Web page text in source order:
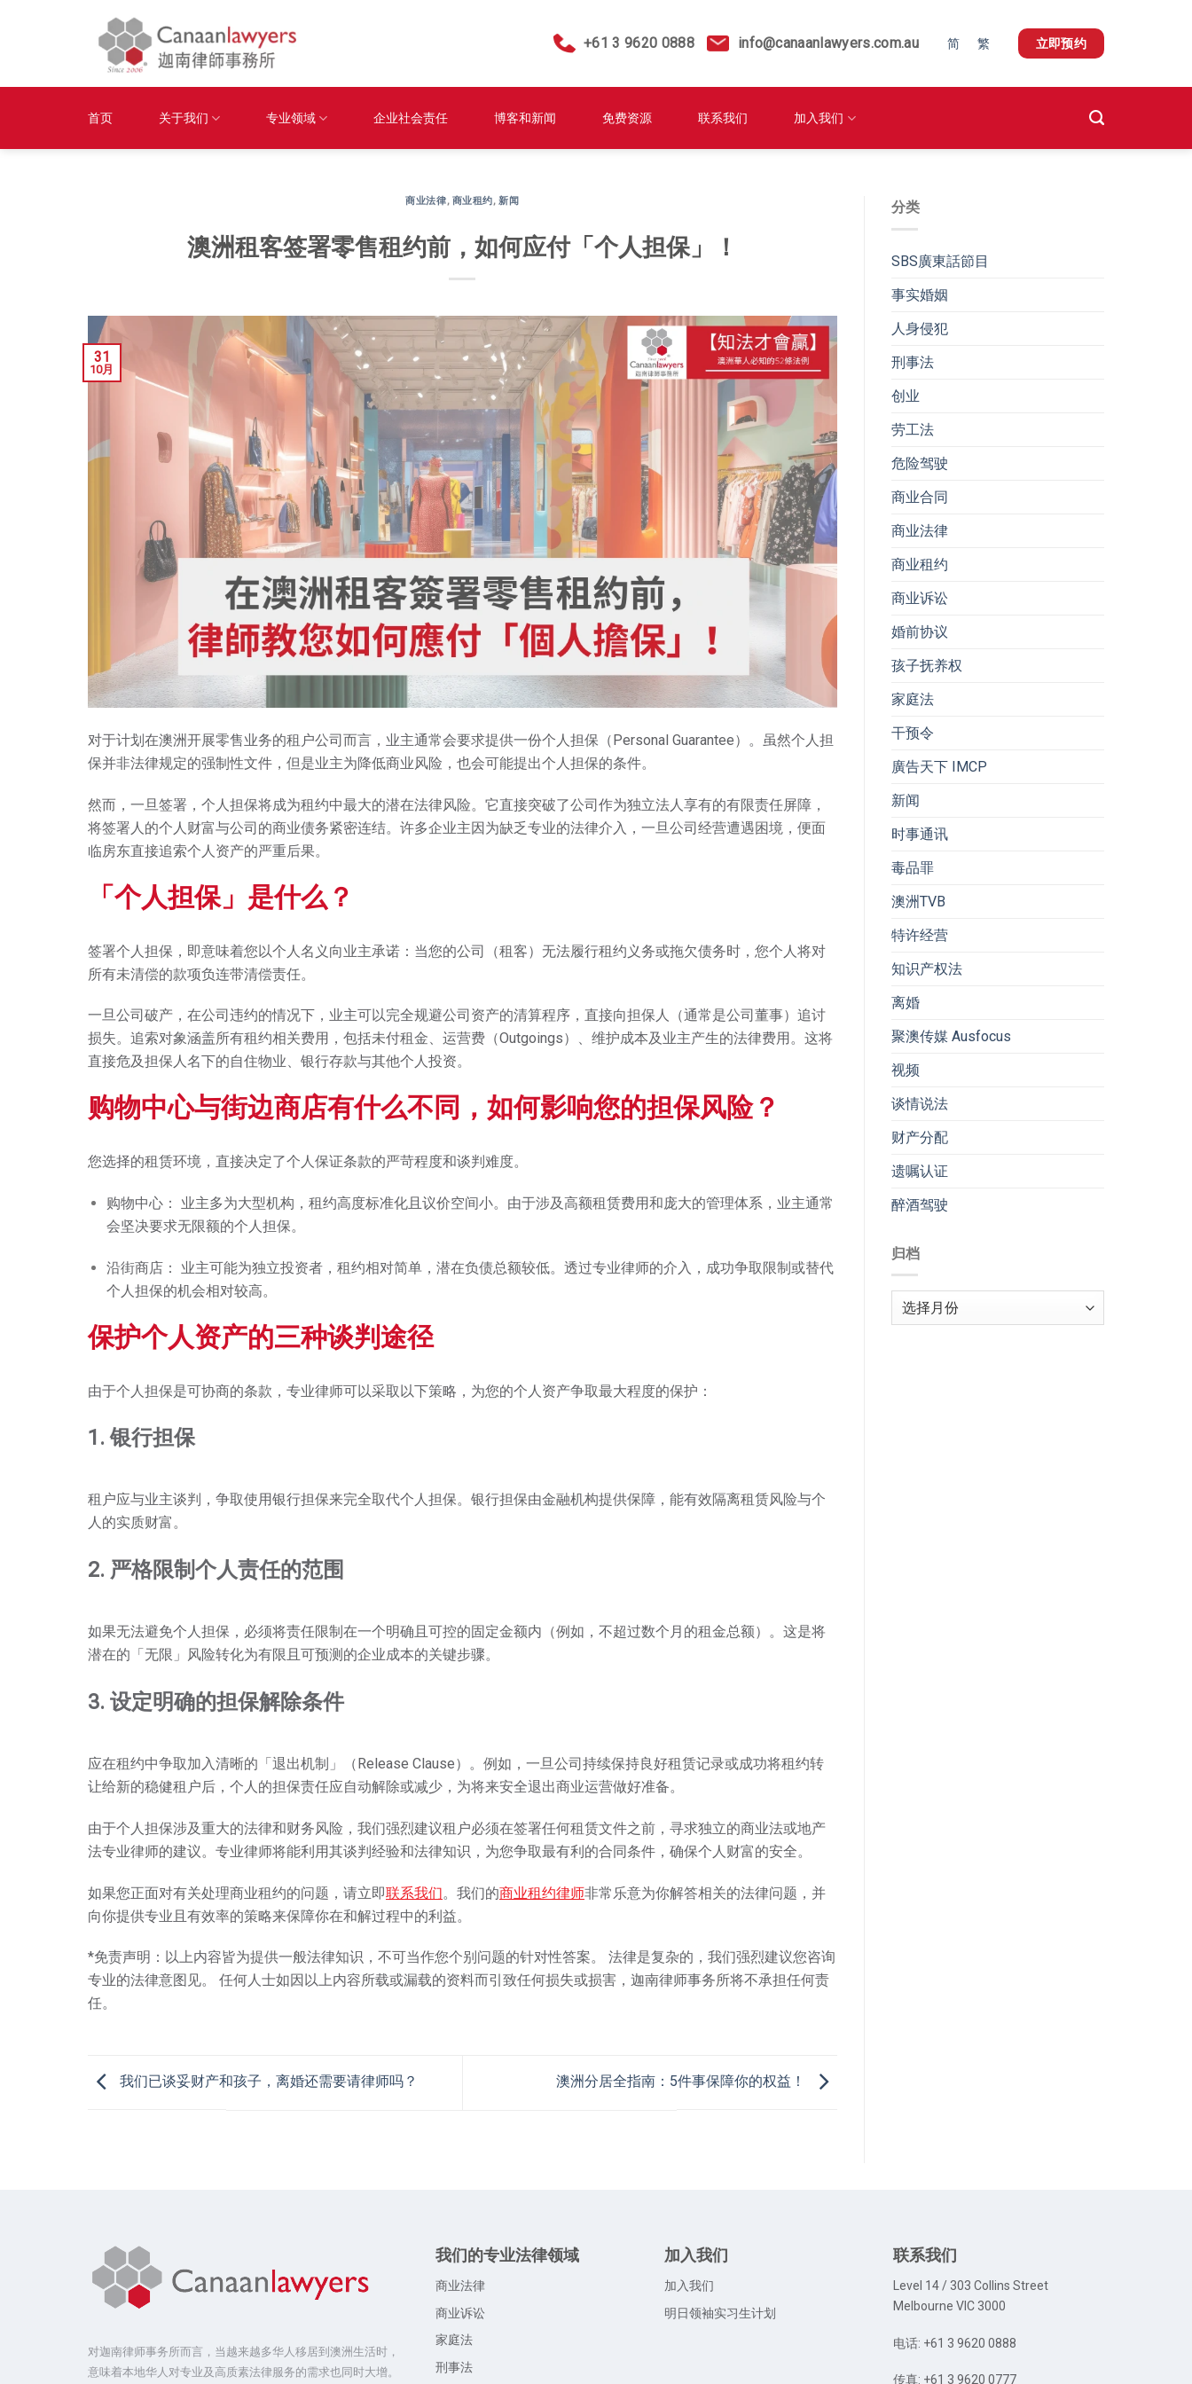
+61 3 9620 0888 info@canaanlawyers.com.au 简 繁 立即预约
首页 关于我们 专业领域 企业社会责任 博客和新闻 免费资源 联系我们 加入我们
商业法律, 商业租约,新闻
澳洲租客签署零售租约前，如何应付「个人担保」！
31
10月
对于计划在澳洲开展零售业务的租户公司而言，业主通常会要求提供一份个人担保（Personal Guarantee）。虽然个人担
保并非法律规定的强制性文件，但是业主为降低商业风险，也会可能提出个人担保的条件。
然而，一旦签署，个人担保将成为租约中最大的潜在法律风险。它直接突破了公司作为独立法人享有的有限责任屏障，
将签署人的个人财富与公司的商业债务紧密连结。许多企业主因为缺乏专业的法律介入，一旦公司经营遭遇困境，便面
临房东直接追索个人资产的严重后果。
「个人担保」是什么？
签署个人担保，即意味着您以个人名义向业主承诺：当您的公司（租客）无法履行租约义务或拖欠债务时，您个人将对
所有未清偿的款项负连带清偿责任。
一旦公司破产，在公司违约的情况下，业主可以完全规避公司资产的清算程序，直接向担保人（通常是公司董事）追讨
损失。追索对象涵盖所有租约相关费用，包括未付租金、运营费（Outgoings）、维护成本及业主产生的法律费用。这将
直接危及担保人名下的自住物业、银行存款与其他个人投资。
购物中心与街边商店有什么不同，如何影响您的担保风险？
您选择的租赁环境，直接决定了个人保证条款的严苛程度和谈判难度。
购物中心：
业主多为大型机构，租约高度标准化且议价空间小。由于涉及高额租赁费用和庞大的管理体系，业主通常
会坚决要求无限额的个人担保。
沿街商店：
业主可能为独立投资者，租约相对简单，潜在负债总额较低。透过专业律师的介入，成功争取限制或替代
个人担保的机会相对较高。
保护个人资产的三种谈判途径
由于个人担保是可协商的条款，专业律师可以采取以下策略，为您的个人资产争取最大程度的保护：
1. 银行担保
租户应与业主谈判，争取使用银行担保来完全取代个人担保。银行担保由金融机构提供保障，能有效隔离租赁风险与个
人的实质财富。
2. 严格限制个人责任的范围
如果无法避免个人担保，必须将责任限制在一个明确且可控的固定金额内（例如，不超过数个月的租金总额）。这是将
潜在的「无限」风险转化为有限且可预测的企业成本的关键步骤。
3. 设定明确的担保解除条件
应在租约中争取加入清晰的「退出机制」（Release Clause）。例如，一旦公司持续保持良好租赁记录或成功将租约转
让给新的稳健租户后，个人的担保责任应自动解除或减少，为将来安全退出商业运营做好准备。
由于个人担保涉及重大的法律和财务风险，我们强烈建议租户必须在签署任何租赁文件之前，寻求独立的商业法或地产
法专业律师的建议。专业律师将能利用其谈判经验和法律知识，为您争取最有利的合同条件，确保个人财富的安全。
如果您正面对有关处理商业租约的问题，请立即联系我们。我们的商业租约律师非常乐意为你解答相关的法律问题，并
向你提供专业且有效率的策略来保障你在和解过程中的利益。
*免责声明：以上内容皆为提供一般法律知识，不可当作您个别问题的针对性答案。 法律是复杂的，我们强烈建议您咨询
专业的法律意图⻅。 任何⼈⼠如因以上内容所载或漏载的资料⽽引致任何损失或损害，迦南律师事务所将不承担任何责
任。
我们已谈妥财产和孩子，离婚还需要请律师吗？ 澳洲分居全指南：5件事保障你的权益！
分类
SBS廣東話節目
事实婚姻
人身侵犯
刑事法
创业
劳工法
危险驾驶
商业合同
商业法律
商业租约
商业诉讼
婚前协议
孩子抚养权
家庭法
干预令
廣告天下 IMCP
新闻
时事通讯
毒品罪
澳洲TVB
特许经营
知识产权法
离婚
聚澳传媒 Ausfocus
视频
谈情说法
财产分配
遗嘱认证
醉酒驾驶
归档
对迦南律师事务所而言，当越来越多华人移居到澳洲生活时，
意味着本地华人对专业及高质素法律服务的需求也同时大增。
我们的专业法律领域
商业法律
商业诉讼
家庭法
刑事法
加入我们
加入我们
明日领袖实习生计划
联系我们
Level 14 / 303 Collins Street
Melbourne VIC 3000
电话: +61 3 9620 0888
传真: +61 3 9620 0777